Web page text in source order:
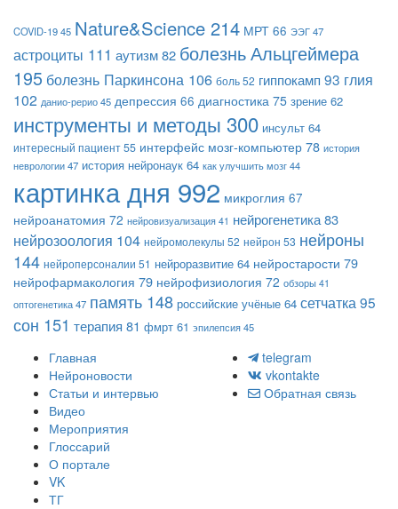
COVID-1945 Nature&Science 214 МРТ 66 ЭЭГ47
астроциты 111 аутизм82 болезнь Альцгеймера
195 болезнь Паркинсона 106 боль52 гиппокамп 93 глия
102 данио-рерио45 депрессия 66 диагностика 75 зрение 62
инструменты и методы 300 инсульт 64
интересный пациент55 интерфейс мозг-компьютер78 история
неврологии47 история нейронаук 64 как улучшить мозг44
картинка дня 992 микроглия 67
нейроанатомия 72 нейровизуализация 41 нейрогенетика83
нейрозоология 104 нейромолекулы 52 нейрон 53 нейроны
144 нейроперсоналии 51 нейроразвитие 64 нейростарости 79
нейрофармакология 79 нейрофизиология 72 обзоры 41
оптогенетика47 память 148 российские учёные 64 сетчатка 95
сон 151 терапия 81 фмрт 61 эпилепсия45
Главная
Нейроновости
Статьи и интервью
Видео
Мероприятия
Глоссарий
О портале
VK
ТГ
telegram
vkontakte
Обратная связь